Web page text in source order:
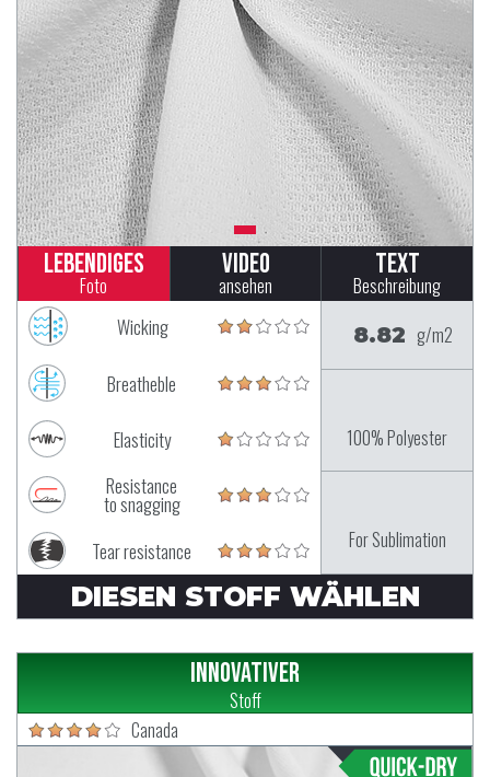
Lebendiges
Foto
Video
ansehen
Text
Beschreibung
Wicking
Breatheble
Elasticity
Resistance
to snagging
Tear resistance
8.82 g/m2
100% Polyester
For Sublimation
DIESEN STOFF WÄHLEN
Innovativer
Stoff
Canada